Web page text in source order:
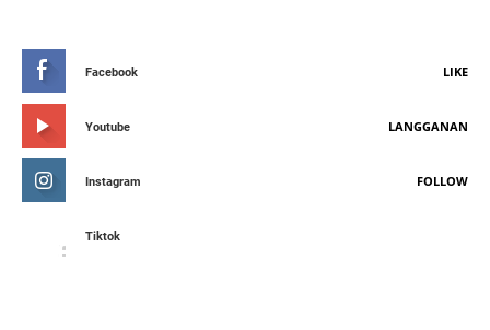
Facebook LIKE
Youtube LANGGANAN
Instagram FOLLOW
Tiktok